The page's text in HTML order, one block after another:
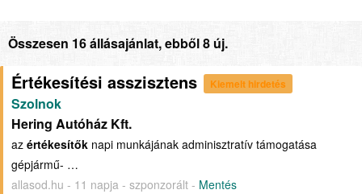
Összesen 16 állásajánlat, ebből 8 új.
Értékesítési asszisztens Kiemelt hirdetés
Szolnok
Hering Autóház Kft.
az értékesítők napi munkájának adminisztratív támogatása
gépjármű- …
allasod.hu - 11 napja - szponzorált - Mentés